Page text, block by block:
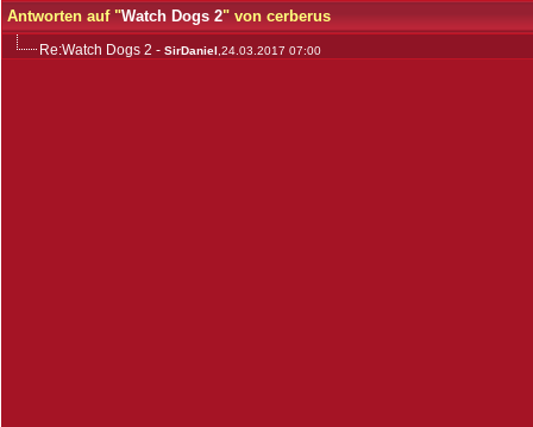
Antworten auf "Watch Dogs 2" von cerberus
Re:Watch Dogs 2 - SirDaniel ,24.03.2017 07:00